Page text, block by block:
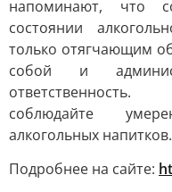
напоминают, что
состоянии
только отягчающим
собой и
соблюдайте
алкогольных напитков.
Подробнее на сайте: